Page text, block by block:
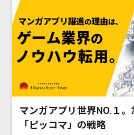
マンガアプリ世界NO.１
「ピッコマ」の戦略